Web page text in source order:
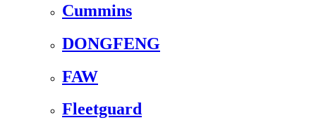
Cummins
DONGFENG
FAW
Fleetguard